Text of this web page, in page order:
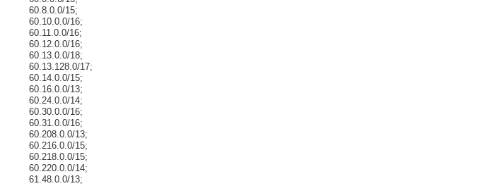
60.8.0.0/15;
60.10.0.0/16;
60.11.0.0/16;
60.12.0.0/16;
60.13.0.0/18;
60.13.128.0/17;
60.14.0.0/15;
60.16.0.0/13;
60.24.0.0/14;
60.30.0.0/16;
60.31.0.0/16;
60.208.0.0/13;
60.216.0.0/15;
60.218.0.0/15;
60.220.0.0/14;
61.48.0.0/13;